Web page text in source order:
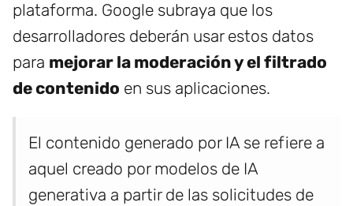
plataforma. Google subraya que los
desarrolladores deberán usar estos datos
para mejorar la moderación y el filtrado
de contenido en sus aplicaciones.
El contenido generado por IA se refiere a
aquel creado por modelos de IA
generativa a partir de las solicitudes de